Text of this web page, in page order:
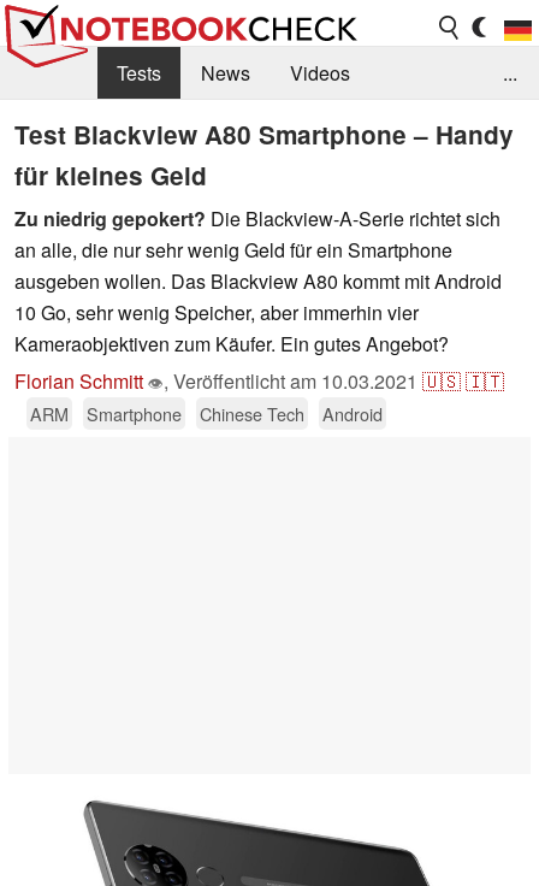
Tests News
Videos
Benchmarks & Tech
Externe Tests
Kaufberatung
Deals
Forum
...
Test Blackview A80 Smartphone – Handy
für kleines Geld
Zu niedrig gepokert? Die Blackview-A-Serie richtet sich
an alle, die nur sehr wenig Geld für ein Smartphone
ausgeben wollen. Das Blackview A80 kommt mit Android
10 Go, sehr wenig Speicher, aber immerhin vier
Kameraobjektiven zum Käufer. Ein gutes Angebot?
Florian Schmitt 👁, Veröffentlicht am 10.03.2021 🇺🇸🇮🇹
ARM Smartphone Chinese Tech Android